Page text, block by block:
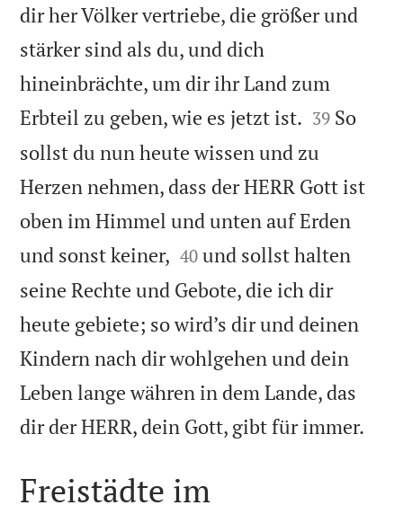
dir her Völker vertriebe, die größer und
stärker sind als du, und dich
hineinbrächte, um dir ihr Land zum
Erbteil zu geben, wie es jetzt ist. 

39 So
sollst du nun heute wissen und zu
Herzen nehmen, dass der HERR Gott ist
oben im Himmel und unten auf Erden
und sonst keiner, 

40 und sollst halten
seine Rechte und Gebote, die ich dir
heute gebiete; so wird’s dir und deinen
Kindern nach dir wohlgehen und dein
Leben lange währen in dem Lande, das
dir der HERR, dein Gott, gibt für immer.
Freistädte im